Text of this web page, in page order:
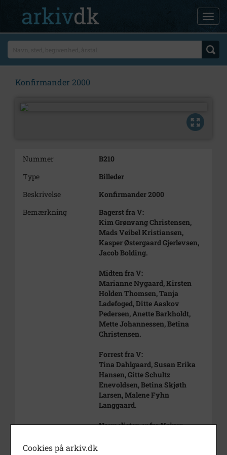
Konfirmander 2000
Nummer
B210
Type
Billeder
Beskrivelse
Konfirmander 2000
Bemærkning
Bagerst fra V:
Kim Grønvang Christensen,
Mads Veibel Kristiansen,
Kasper Østergaard Gjerlevsen,
Jacob Bolding.
Midten fra V:
Marianne Nygaard, Kirsten
Holden Thomsen, Tanja
Ladefoged, Ditte Aaskov
Pedersen, Anette Barkholdt,
Mette Johannessen, Betina
Christensen.
Forrest fra V:
Tina Dahlgaard, Susan Erika
Hansen, Gitte Schultz
Enevoldsen, Betina Skjøth
Larsen, Malene Fyhn
Langgaard.
Navnelisten er fra Vejrup
Cookies på arkiv.dk